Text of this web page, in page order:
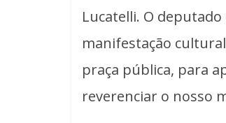
Lucatelli. O
manifestação
praça pública, para
reverenciar o nosso